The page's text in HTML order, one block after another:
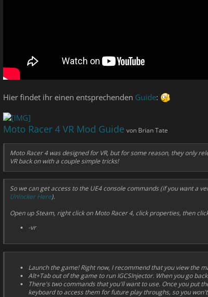
Hier findet ihr einen entsprechenden Guide:
Moto Racer 4 VR Mod Guide von Brian Tate
Moto Racer 4 was designed for VR, but for some reason, they only
VR back on with a couple simple tricks!
So we can get access to the UE4 console commands (if you want a
Unlocker Here).
Open up Steam, right click on Moto Racer 4, click properties, then
-vr
Launch the game! Right now, I recommend that you view the
Alt+Tab out of the game to run IGCSInjector. When you go
There's two commands that you'll want to use. Once you put
keyboard to access them for future play throughs, so you